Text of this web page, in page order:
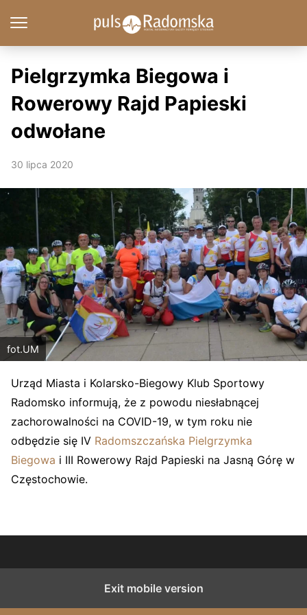
Pielgrzymka Biegowa i
Rowerowy Rajd Papieski
odwołane
30 lipca 2020
fot.UM
Urząd Miasta i Kolarsko-Biegowy Klub Sportowy
Radomsko informują, że z powodu niesłabnącej
zachorowalności na COVID-19, w tym roku nie
odbędzie się IV Radomszczańska Pielgrzymka
Biegowa i III Rowerowy Rajd Papieski na Jasną Górę w
Częstochowie.
Exit mobile version